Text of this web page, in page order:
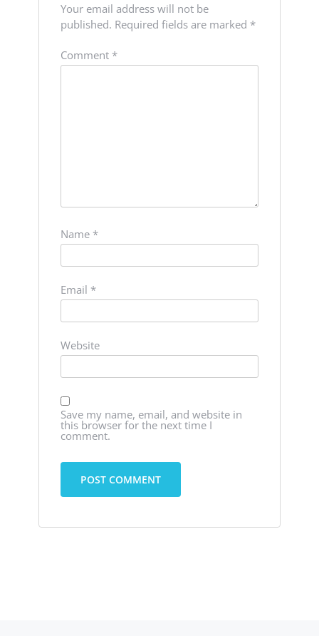
Your email address will not be
published. Required fields are marked *
Comment *
Name *
Email *
Website
Save my name, email, and website in
this browser for the next time I
comment.